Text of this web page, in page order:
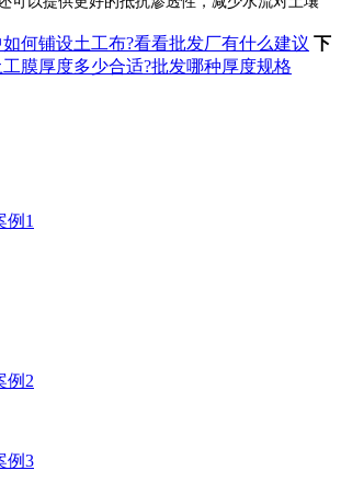
何铺设土工布?看看批发厂有什么建议 下
膜厚度多少合适?批发哪种厚度规格
例1
例2
例3